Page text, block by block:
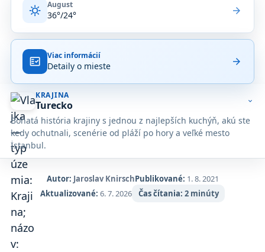
sunny August
36°/24° arrow_forward
fact_check Viac informácií
Detaily o mieste arrow_forward
KRAJINA
Turecko
Bohatá história krajiny s jednou z najlepších kuchýň, akú ste
kedy ochutnali, scenérie od pláží po hory a veľké mesto
İstanbul.
expand_more
Autor: Jaroslav KnirschPublikované: 1. 8. 2021
Aktualizované: 6. 7. 2026 Čas čítania: 2 minúty